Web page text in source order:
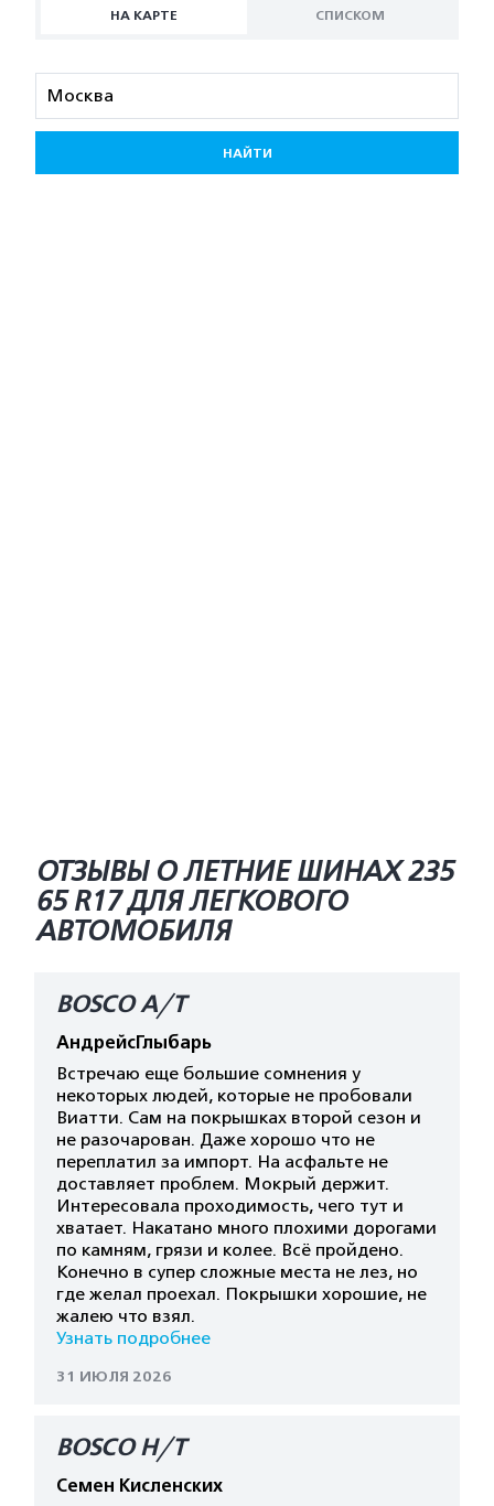
НА КАРТЕ СПИСКОМ
НАЙТИ
ОТЗЫВЫ О ЛЕТНИЕ ШИНАХ 235
65 R17 ДЛЯ ЛЕГКОВОГО
АВТОМОБИЛЯ
BOSCO A/T
АндрейсГлыбарь
Встречаю еще большие сомнения у
некоторых людей, которые не пробовали
Виатти. Сам на покрышках второй сезон и
не разочарован. Даже хорошо что не
переплатил за импорт. На асфальте не
доставляет проблем. Мокрый держит.
Интересовала проходимость, чего тут и
хватает. Накатано много плохими дорогами
по камням, грязи и колее. Всё пройдено.
Конечно в супер сложные места не лез, но
где желал проехал. Покрышки хорошие, не
жалею что взял.
Узнать подробнее
31 ИЮЛЯ 2026
BOSCO H/T
Семен Кисленских